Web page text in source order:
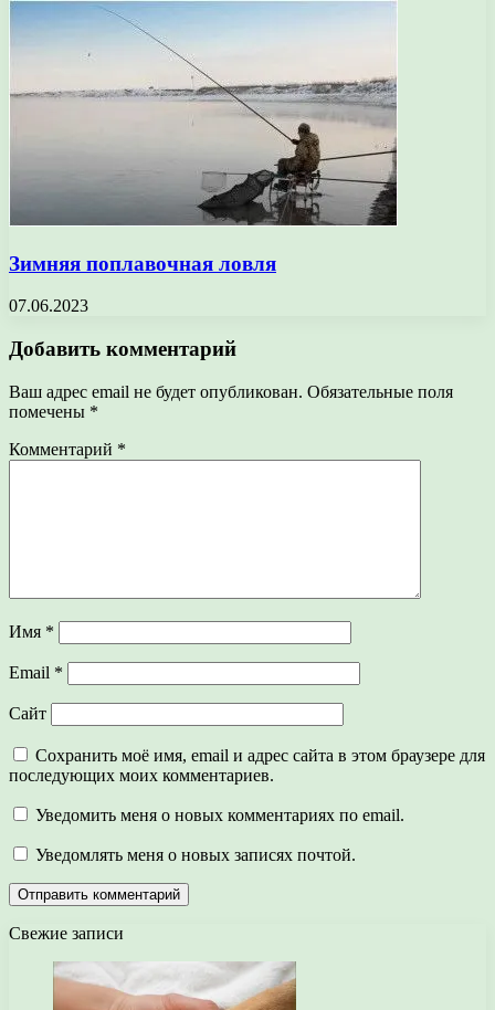
Зимняя поплавочная ловля
07.06.2023
Добавить комментарий
Ваш адрес email не будет опубликован. Обязательные поля
помечены *
Комментарий *
Имя *
Email *
Сайт
Сохранить моё имя, email и адрес сайта в этом браузере для
последующих моих комментариев.
Уведомить меня о новых комментариях по email.
Уведомлять меня о новых записях почтой.
Свежие записи